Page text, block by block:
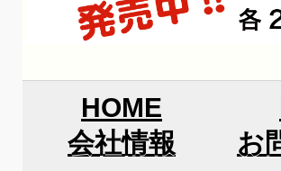
HOME
会社情報
お